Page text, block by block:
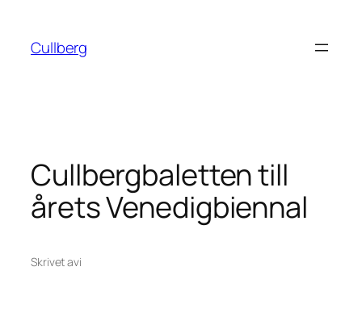
innehåll
Cullberg
Cullbergbaletten till
årets Venedigbiennal
Skrivet avi